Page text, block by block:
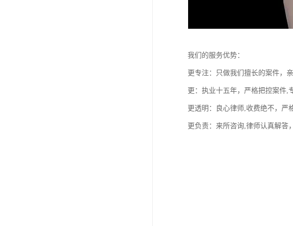
我们的服务优势：
更专注：只做我们擅长的案件，
更：执业十五年，严格把控案件,
更透明：良心律师,收费绝不，严
更负责：来所咨询,律师认真解答